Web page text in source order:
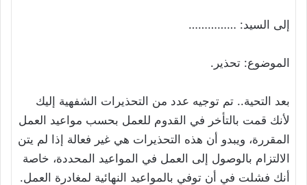
إلى السيد: ……………
الموضوع: تحذير.
بعد التحية.. تم توجيه عدد من التحذيرات الشفهية إليك
لأنك قمت بالتأخر في القدوم للعمل بحسب مواعيد العمل
المقررة، ويبدو أن هذه التحذيرات هي غير فعالة إذا لم يتن
الالتزام بالوصول إلى العمل في المواعيد المحددة، خاصة
أنك فشلت في أن توفي بالمواعيد النهائية لمغادرة العمل.